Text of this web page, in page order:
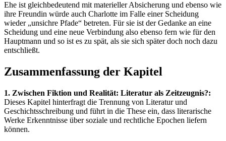
Ehe ist gleichbedeutend mit materieller Absicherung und ebenso wie
ihre Freundin würde auch Charlotte im Falle einer Scheidung
wieder „unsichre Pfade“ betreten. Für sie ist der Gedanke an eine
Scheidung und eine neue Verbindung also ebenso fern wie für den
Hauptmann und so ist es zu spät, als sie sich später doch noch dazu
entschließt.
Zusammenfassung der Kapitel
1. Zwischen Fiktion und Realität: Literatur als Zeitzeugnis?:
Dieses Kapitel hinterfragt die Trennung von Literatur und
Geschichtsschreibung und führt in die These ein, dass literarische
Werke Erkenntnisse über soziale und rechtliche Epochen liefern
können.